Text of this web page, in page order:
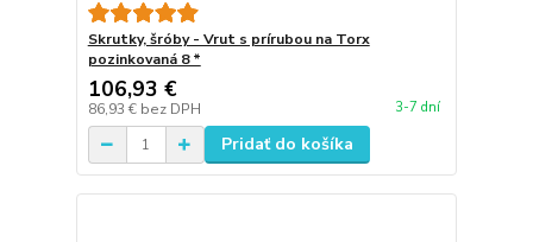
Skrutky, šróby - Vrut s prírubou na Torx
pozinkovaná 8 *
106,93 €
86,93 € bez DPH 3-7 dní
Pridať do košíka